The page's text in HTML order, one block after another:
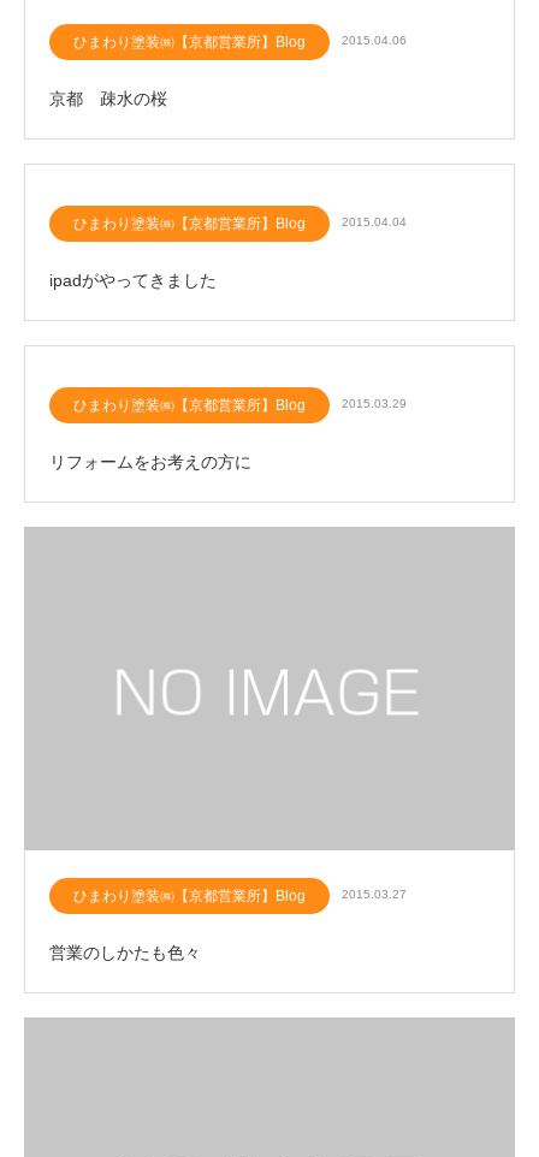
ひまわり塗装㈱【京都営業所】Blog 2015.04.06
京都 疎水の桜
ひまわり塗装㈱【京都営業所】Blog 2015.04.04
ipadがやってきました
ひまわり塗装㈱【京都営業所】Blog 2015.03.29
リフォームをお考えの方に
ひまわり塗装㈱【京都営業所】Blog 2015.03.27
営業のしかたも色々